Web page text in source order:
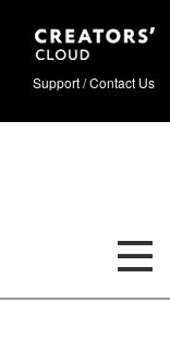
Support / Contact Us